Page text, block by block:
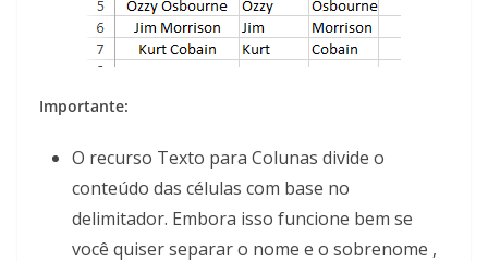
Importante:
O recurso Texto para Colunas divide o
conteúdo das células com base no
delimitador. Embora isso funcione bem se
você quiser separar o nome e o sobrenome ,